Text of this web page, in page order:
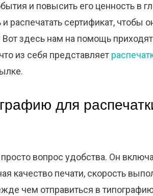
и повысить его ценность в
распечатать сертификат, чтобы
здесь нам на помощь
из себя представляет
для
вопрос удобства. Он
качество печати, скорость
чем отправиться в